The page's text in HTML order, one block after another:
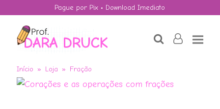
Pague por Pix • Download Imediato
searchuser-
Início » Loja » Fração